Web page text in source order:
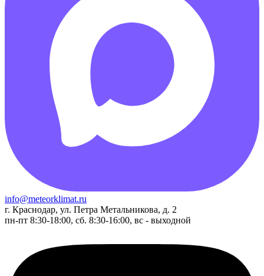
info@meteorklimat.ru
г. Краснодар, ул. Петра Метальникова, д. 2
пн-пт 8:30-18:00, сб. 8:30-16:00, вс - выходной